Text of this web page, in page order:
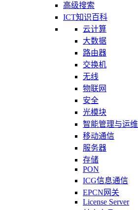
高级搜索
ICT知识百科
云计算
大数据
路由器
交换机
无线
物联网
安全
光模块
智能管理与运维
移动通信
服务器
存储
PON
ICG信息通信
EPCN网关
License Server